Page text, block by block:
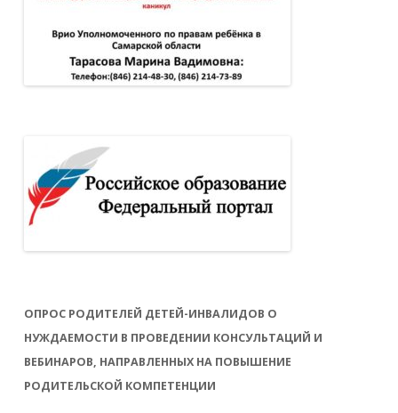
ОПРОС РОДИТЕЛЕЙ ДЕТЕЙ-ИНВАЛИДОВ О
НУЖДАЕМОСТИ В ПРОВЕДЕНИИ КОНСУЛЬТАЦИЙ И
ВЕБИНАРОВ, НАПРАВЛЕННЫХ НА ПОВЫШЕНИЕ
РОДИТЕЛЬСКОЙ КОМПЕТЕНЦИИ